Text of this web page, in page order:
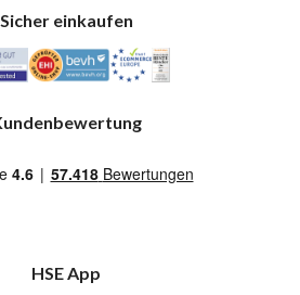
Sicher einkaufen
HSE App